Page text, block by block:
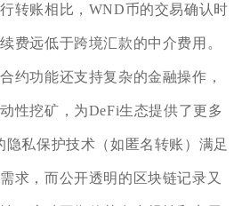
转账相比，WND币的交易确认时
费远低于跨境汇款的中介费用。
约功能还支持复杂的金融操作，
性挖矿，为DeFi生态提供了更多
私保护技术（如匿名转账）满足
求，而公开透明的区块链记录又